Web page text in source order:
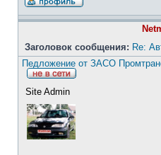
Заголовок сообщения: Re:
Педложение от ЗАСО
Site Admin